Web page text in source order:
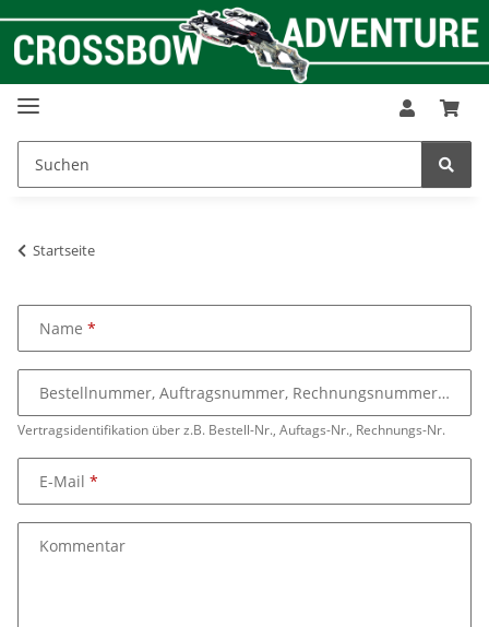
Startseite
Name
Vertragsidentifikation über z.B. Bestell-Nr., Auftags-Nr., Rechnungs-Nr.
Bestellnummer, Auftragsnummer, Rechnungsnummer
E-Mail
Kommentar